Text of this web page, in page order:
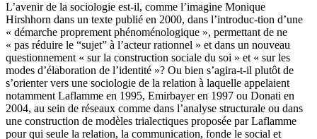
L’avenir de la sociologie est-il, comme l’imagine Monique
Hirshhorn dans un texte publié en 2000, dans l’introduc-tion d’une
« démarche proprement phénoménologique », permettant de ne
« pas réduire le “sujet” à l’acteur rationnel » et dans un nouveau
questionnement « sur la construction sociale du soi » et « sur les
modes d’élaboration de l’identité »? Ou bien s’agira-t-il plutôt de
s’orienter vers une sociologie de la relation à laquelle appelaient
notamment Laflamme en 1995, Emirbayer en 1997 ou Donati en
2004, au sein de réseaux comme dans l’analyse structurale ou dans
une construction de modèles trialectiques proposée par Laflamme
pour qui seule la relation, la communication, fonde le social et